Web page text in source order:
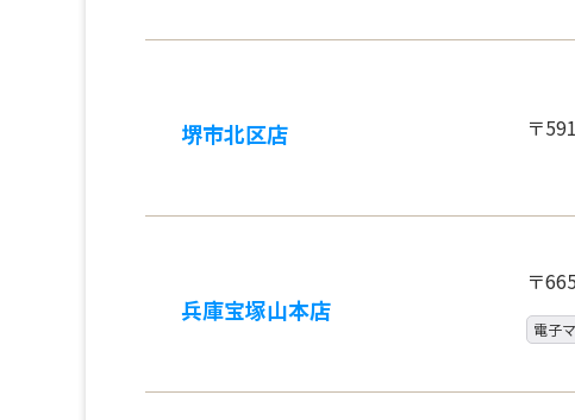
堺市北区店 〒
兵庫宝塚山本店
〒
電子